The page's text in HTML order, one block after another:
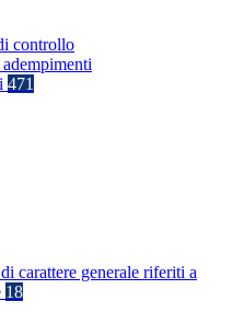
controllo
471
carattere generale riferiti a
18